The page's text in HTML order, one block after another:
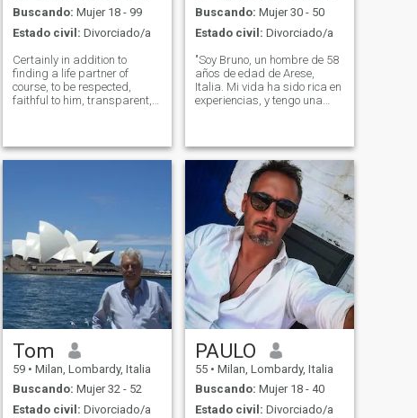
Buscando: Mujer 18 - 99
Estado civil: Divorciado/a
Certainly in addition to
finding a life partner of
course, to be respected,
faithful to him, transparent,
finding help in my work
Buscando: Mujer 30 - 50
Estado civil: Divorciado/a
"Soy Bruno, un hombre de 58
años de edad de Arese,
Italia. Mi vida ha sido rica en
experiencias, y tengo una
la belleza de los paisajes
que me rodean con mi
cámara. Tengo una hija de
18 años que estudia moda y
está creciendo con amor en
mi corazón. En mi tiempo
libre, disfruto sumergirme en
la cocina italiana,
experimentando con nuevas
recetas y organizando cenas
para amigos y familiares.
Soy un ávido lector y me
gusta pasar noches
tranquilas perdidas en un
buen libro. Estoy buscando
un socio que comparta mi
pasión por la naturaleza, el
arte culinario y el amor por la
lectura. Espero encontrar a
alguien con quien compartir
Tom
59 • Milan, Lombardy, Italia
Buscando: Mujer 32 - 52
Estado civil: Divorciado/a
PAULO
55 • Milan, Lombardy, Italia
Buscando: Mujer 18 - 40
Estado civil: Divorciado/a